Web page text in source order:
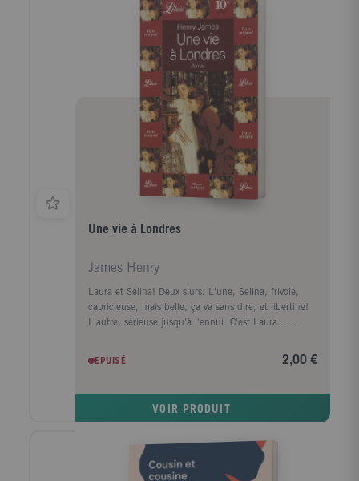
Une vie à Londres
James Henry
Laura et Selina! Deux s'urs. L'une, Selina, frivole,
capricieuse, mais belle, ça va sans dire, et libertine!
L'autre, sérieuse jusqu'à l'ennui. C'est Laura...
sur sa s'ur volage ce regard critique qu'autorise une
existence sans éclat. Mais que sait-elle de Selina,
d'Amérique? Elle, dont le seul souci devrait être de se
l'incompréhension est vite à son comble. Une rivalité
qui tourne au désavantage de Laura lorsque celle-ci
s'affiche avec un jeune américain... Passée maître
EPUISÉ 2,00 €
VOIR PRODUIT